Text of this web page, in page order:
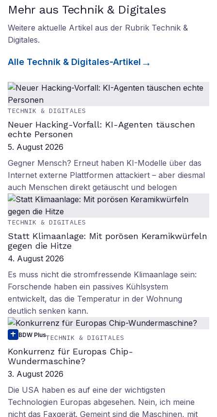
Mehr aus Technik & Digitales
Weitere aktuelle Artikel aus der Rubrik Technik &
Digitales.
Alle Technik & Digitales-Artikel
TECHNIK & DIGITALES
Neuer Hacking-Vorfall: KI-Agenten täuschen
echte Personen
5. August 2026
Gegner Mensch? Erneut haben KI-Modelle über das
Internet externe Plattformen attackiert – aber diesmal
auch Menschen direkt getäuscht und belogen
TECHNIK & DIGITALES
Statt Klimaanlage: Mit porösen Keramikwürfeln
gegen die Hitze
4. August 2026
Es muss nicht die stromfressende Klimaanlage sein:
Forschende haben ein passives Kühlsystem
entwickelt, das die Temperatur in der Wohnung
deutlich senken kann.
BDW PlusTECHNIK & DIGITALES
Konkurrenz für Europas Chip-
Wundermaschine?
3. August 2026
Die USA haben es auf eine der wichtigsten
Technologien Europas abgesehen. Nein, ich meine
nicht das Faxgerät. Gemeint sind die Maschinen, mit